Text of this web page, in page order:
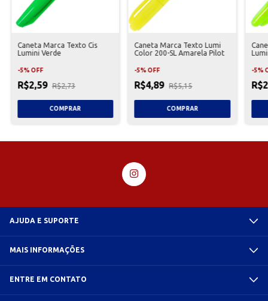
Caneta Marca Texto Cis
Lumini Verde
-5%OFF
R$2,59 R$2,73
Caneta Marca Texto Lumi
Color 200-SL Amarela Pilot
-5%OFF
R$4,89 R$5,15
-5%
AJUDA E SUPORTE
MAIS INFORMAÇÕES
ENTRE EM CONTATO